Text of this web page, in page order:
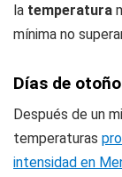
la temperatura
mínima no
Días de
Después de un
temperaturas
intensidad en